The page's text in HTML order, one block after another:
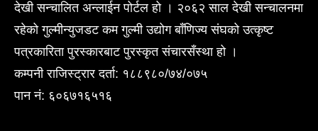
देखी सन्चालित अन्लाईन पोर्टल हो । २०६२ साल देखी सन्चालनमा
रहेको गुल्मीन्युजडट कम गुल्मी उद्योग बाँणिज्य संघको उत्कृष्ट
पत्रकारिता पुरस्कारबाट पुरस्कृत संचारसँस्था हो ।
कम्पनी राजिस्ट्रार दर्ता: १८८९८०/७४/०७५
पान नं: ६०६७१६५१६